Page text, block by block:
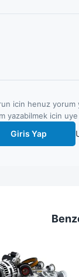
icin henuz yorum
yazabilmek icin
Giris Yap